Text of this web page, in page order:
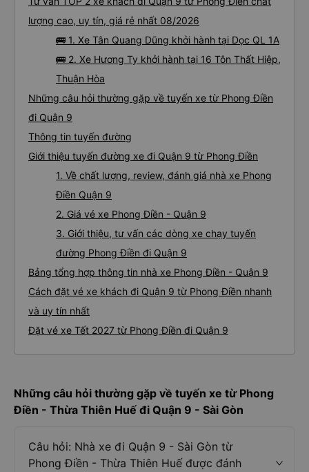
lượng cao, uy tín, giá rẻ nhất 08/2026
🚌 1. Xe Tân Quang Dũng khởi hành tại Dọc QL 1A
🚌 2. Xe Hương Ty khởi hành tại 16 Tôn Thất Hiệp,
Thuận Hòa
Những câu hỏi thường gặp về tuyến xe từ Phong Điền
đi Quận 9
Thông tin tuyến đường
Giới thiệu tuyến đường xe đi Quận 9 từ Phong Điền
1. Về chất lượng, review, đánh giá nhà xe Phong
Điền Quận 9
2. Giá vé xe Phong Điền - Quận 9
3. Giới thiệu, tư vấn các dòng xe chạy tuyến
đường Phong Điền đi Quận 9
Bảng tổng hợp thông tin nhà xe Phong Điền - Quận 9
Cách đặt vé xe khách đi Quận 9 từ Phong Điền nhanh
và uy tín nhất
Đặt vé xe Tết 2027 từ Phong Điền đi Quận 9
Những câu hỏi thường gặp về tuyến xe từ Phong
Điền - Thừa Thiên Huế đi Quận 9 - Sài Gòn
Câu hỏi: Nhà xe đi Quận 9 - Sài Gòn từ
Phong Điền - Thừa Thiên Huế được đánh